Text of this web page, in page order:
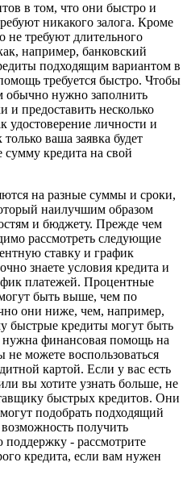
в том, что они быстро и
никакого залога. Кроме
не требуют длительного
например, банковский
подходящим вариантом в
требуется быстро. Чтобы
обычно нужно заполнить
и предоставить несколько
удостоверение личности и
ваша заявка будет
кредита на свой
на разные суммы и сроки,
наилучшим образом
и бюджету. Прежде чем
рассмотреть следующие
ставку и график
знаете условия кредита и
платежей. Процентные
быть выше, чем по
они ниже, чем, например,
быстрые кредиты могут быть
финансовая помощь на
можете воспользоваться
картой. Если у вас есть
вы хотите узнать больше, не
быстрых кредитов. Они
подобрать подходящий
получить
- рассмотрите
кредита, если вам нужен